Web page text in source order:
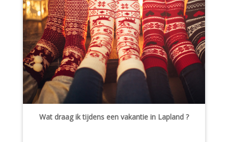
Wat draag ik tijdens een vakantie in Lapland ?